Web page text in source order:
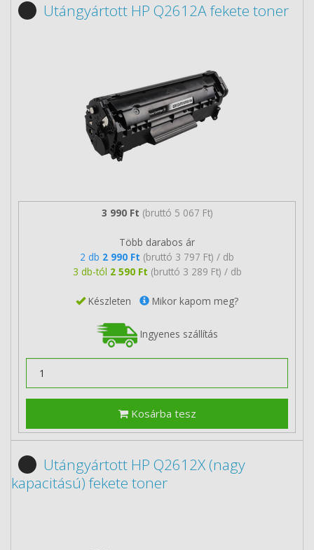
Utángyártott HP Q2612A fekete toner
3 990 Ft (bruttó 5 067 Ft)
Több darabos ár
2 db 2 990 Ft (bruttó 3 797 Ft) / db
3 db-tól 2 590 Ft (bruttó 3 289 Ft) / db
Készleten Mikor kapom meg?
Ingyenes szállítás
Kosárba tesz
Utángyártott HP Q2612X (nagy
kapacitású) fekete toner